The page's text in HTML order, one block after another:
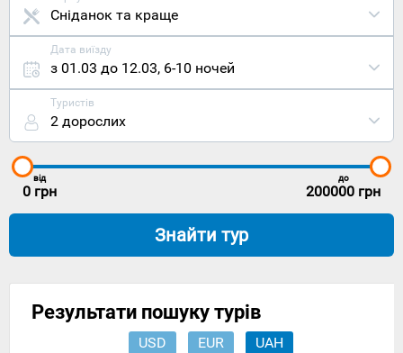
Сніданок та краще
Дата виїзду
з 01.03 до 12.03, 6-10 ночей
Туристів
2 дорослих
від
0 грн
до
200000 грн
Знайти тур
Результати пошуку турів
USD EUR UAH